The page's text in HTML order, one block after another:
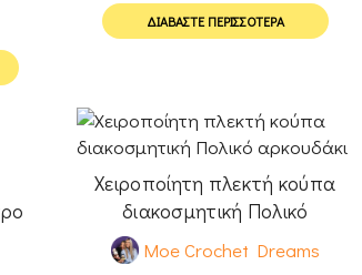
ΔΙΑΒΆΣΤΕ ΠΕΡΙΣΣΌΤΕΡΑ
Χειροποίητη πλεκτή κούπα
διακοσμητική Πολικό
αρκουδάκι
Moe Crochet Dreams